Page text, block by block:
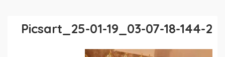
Picsart_25-01-19_03-07-18-144-2